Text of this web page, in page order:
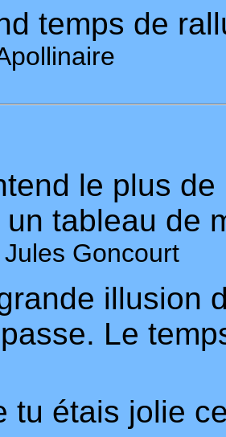
temps de
le plus
tableau de
Goncourt
illusion
Le
tu étais jolie